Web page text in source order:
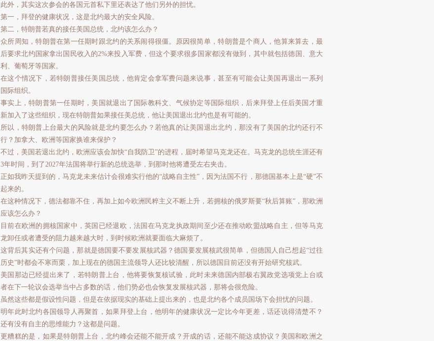
此外，其实这次参会的各国元首私下里还表达了他们另外的担忧。
第一，拜登的健康状况，这是北约最大的安全风险。
第二，特朗普若真的接任美国总统，北约该怎么办？
众所周知，特朗普在第一任期时跟北约的关系闹得很僵。原因很简单，特朗普是个商人，他算来算去，最
后要求北约国家拿出国民收入的2%来投入军费，但这个要求很多国家都没有做到，其中就包括德国、意大
利、葡萄牙等国家。
在这个情况下，若特朗普接任美国总统，他肯定会拿军费问题来说事，甚至有可能会让美国再退出一系列
国际组织。
事实上，特朗普第一任期时，美国就退出了国际教科文、气候协定等国际组织，后来拜登上任后美国才重
新加入了这些组织，现在特朗普如果接任美总统，他让美国退出北约也是有可能的。
所以，特朗普上台最大的风险就是北约要怎么办？若他真的让美国退出北约，那没有了美国的北约还行不
行？加拿大、欧洲等国家换谁来保护？
不过，美国若退出北约，欧洲应该会加快“自我防卫”的进程，届时希望马克龙还在。马克龙的总统生涯还有
3年时间，到了2027年法国将举行新的总统选举，到那时他将遭受左右夹击。
正如我昨天提到的，马克龙未来估计会很难实行他的“战略自主性”，因为法国不行，那德国基本上是“硬”不
起来的。
在这种情况下，德法都靠不住，再加上如今欧洲民粹主义不断上升，若拥核的俄罗斯要“秋后算账”，那欧洲
应该怎么办？
目前在欧洲的拥核国家中，英国已经退欧，法国在马克龙执政期间至少还在推动欧盟战略自主，但等马克
龙卸任或者遭受的阻力越来越大时，到时候欧洲就要面临大麻烦了。
这背后其实还有个问题，那就是德国要不要发展核武器？德国要发展核武很简单，但德国人自己想起“过往
历史”时都会不寒而栗，加上现在的德国主流领导人还比较清醒，所以德国目前还没有开始研究核武。
美国那边已经提出来了，若特朗普上台，他将要恢复核试验，此时未来德国内部极右翼政党选项党上台或
者在下一轮议会选举当中占多数的话，他们势必也会恢复发展核武器，那将会很危险。
虽然这些都是假设性问题，但是在依据现实的基础上提出来的，也是北约各个成员国场下会担忧的问题。
明年此时北约各国领导人再聚首，如果拜登上台，他明年的健康状况一定比今年更差，话还说得清楚不？
还有没有自主的思维能力？这都是问题。
更糟糕的是，如果是特朗普上台，北约峰会还能不能开成？开成的话，还能不能达成协议？美国和欧洲之